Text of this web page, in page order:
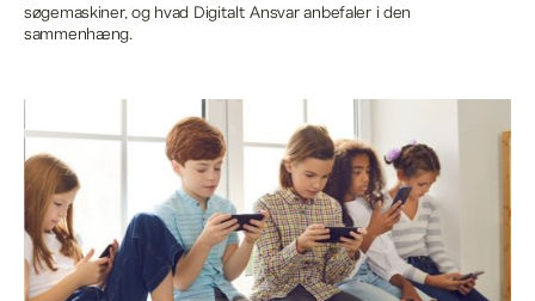
søgemaskiner, og hvad Digitalt Ansvar anbefaler i den
sammenhæng.